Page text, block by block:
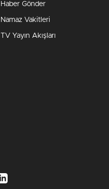
Haber Gönder
Namaz Vakitleri
TV Yayın Akışları